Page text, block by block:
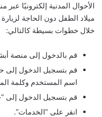
الأحوال المدنية إلكترونيًا
ميلاد الطفل دون الحاجة
خلال خطوات بسيطة كالتالي:
قم بالدخول إلى منصة
قم بتسجيل الدخول إلى
اسم المستخدم وكلمة
قم بتسجيل الدخول إلى
انقر على “الخدمات”.